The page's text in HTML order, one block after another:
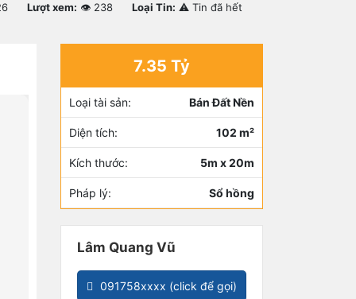
Lượt xem: 👁 238 Loại Tin: ⚠ Tin đã hết
7.35 Tỷ
Loại tài sản: Bán Đất Nền
Diện tích: 102 m²
Kích thước: 5m x 20m
Pháp lý: Sổ hồng
Lâm Quang Vũ
091758xxxx (click để gọi)